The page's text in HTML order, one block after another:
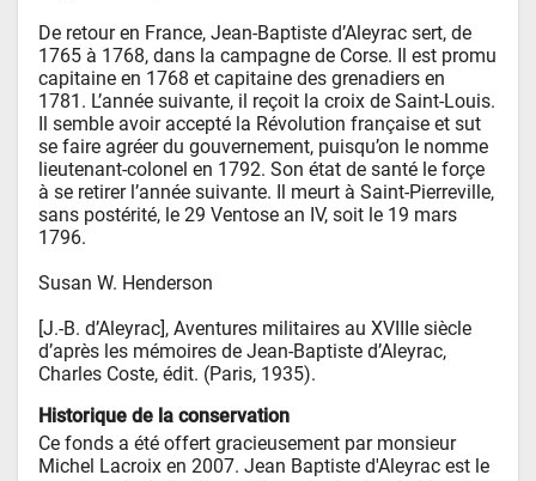
De retour en France, Jean-Baptiste d’Aleyrac sert, de
1765 à 1768, dans la campagne de Corse. Il est promu
capitaine en 1768 et capitaine des grenadiers en
1781. L’année suivante, il reçoit la croix de Saint-Louis.
Il semble avoir accepté la Révolution française et sut
se faire agréer du gouvernement, puisqu’on le nomme
lieutenant-colonel en 1792. Son état de santé le forçe
à se retirer l’année suivante. Il meurt à Saint-Pierreville,
sans postérité, le 29 Ventose an IV, soit le 19 mars
1796.
Susan W. Henderson
[J.-B. d’Aleyrac], Aventures militaires au XVIIIe siècle
d’après les mémoires de Jean-Baptiste d’Aleyrac,
Charles Coste, édit. (Paris, 1935).
Historique de la conservation
Ce fonds a été offert gracieusement par monsieur
Michel Lacroix en 2007. Jean Baptiste d'Aleyrac est le